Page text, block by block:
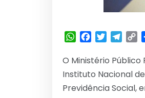
WhatsApp
Facebook
Twitter
O Ministério
Instituto Nacional
Previdência Social,